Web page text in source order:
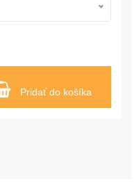
Pridať do košíka